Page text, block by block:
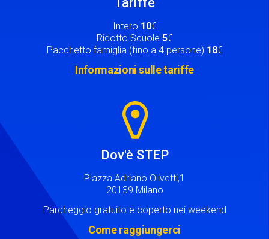
Intero 10€
Ridotto Scuole 5€
Pacchetto famiglia (fino a 4 persone) 18€
Informazioni sulle tariffe
Dov'è STEP
Piazza Adriano Olivetti,1
20139 Milano
Parcheggio gratuito e coperto nei weekend
Come raggiungerci